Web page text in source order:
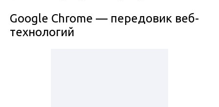
Google Chrome — передовик веб-
технологий